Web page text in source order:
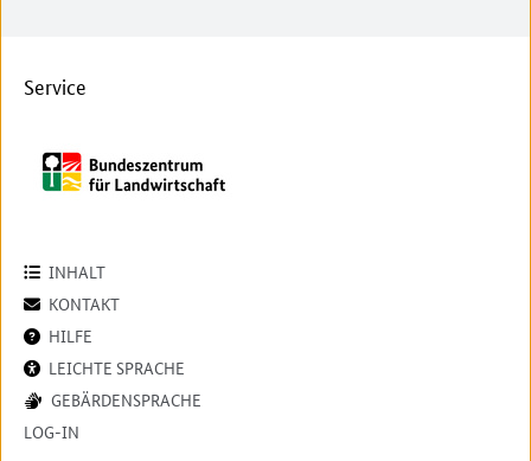
Service
INHALT
KONTAKT
HILFE
LEICHTE SPRACHE
GEBÄRDENSPRACHE
LOG-IN